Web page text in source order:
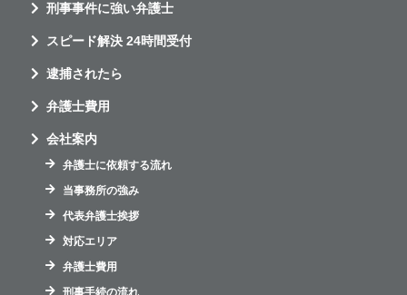
刑事事件に強い弁護士
スピード解決 24時間受付
逮捕されたら
弁護士費用
会社案内
弁護士に依頼する流れ
当事務所の強み
代表弁護士挨拶
対応エリア
弁護士費用
刑事手続の流れ